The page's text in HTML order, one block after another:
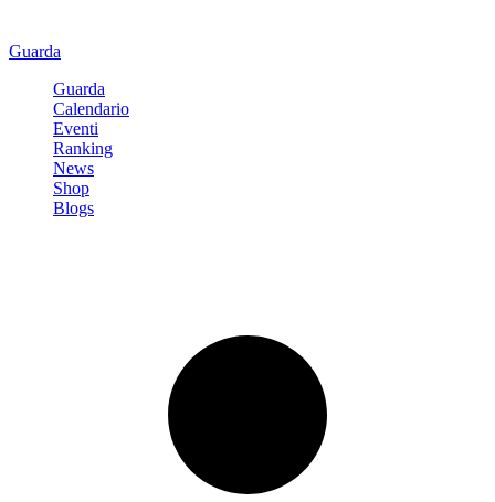
Guarda
Guarda
Calendario
Eventi
Ranking
News
Shop
Blogs